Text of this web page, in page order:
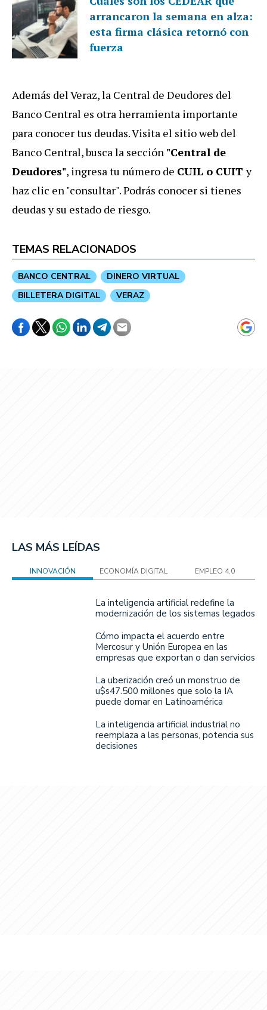
arrancaron la semana en alza:
esta firma clásica retornó con
fuerza
Además del Veraz, la Central de Deudores del
Banco Central es otra herramienta importante
para conocer tus deudas. Visita el sitio web del
Banco Central, busca la sección "Central de
Deudores", ingresa tu número de CUIL o CUITy
haz clic en "consultar". Podrás conocer si tienes
deudas y su estado de riesgo.
TEMAS RELACIONADOS
BANCO CENTRAL
DINERO VIRTUAL
BILLETERA DIGITAL
VERAZ
LAS MÁS LEÍDAS
INNOVACIÓN ECONOMÍA DIGITAL EMPLEO 4.0
La inteligencia artificial redefine la
modernización de los sistemas legados
Cómo impacta el acuerdo entre
Mercosur y Unión Europea en las
empresas que exportan o dan servicios
La uberización creó un monstruo de
u$s47.500 millones que solo la IA
puede domar en Latinoamérica
La inteligencia artificial industrial no
reemplaza a las personas, potencia sus
decisiones